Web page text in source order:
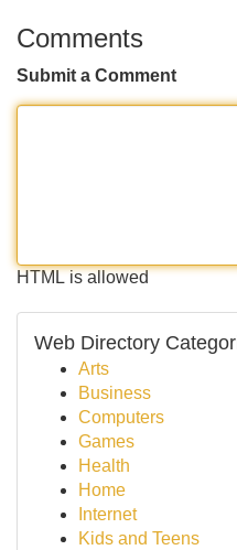
Comments
Submit a Comment
HTML is allowed
Web Directory
Arts
Business
Computers
Games
Health
Home
Internet
Kids and Teens